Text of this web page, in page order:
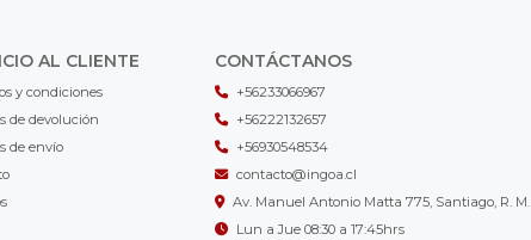
AL CLIENTE
y condiciones
de devolución
de envío
CONTÁCTANOS
+56233066967
+56222132657
+56930548534
contacto@ingoa.cl
Av. Manuel Antonio Matta 775, Santiago, R. M.
Lun a Jue 08:30 a 17:45hrs